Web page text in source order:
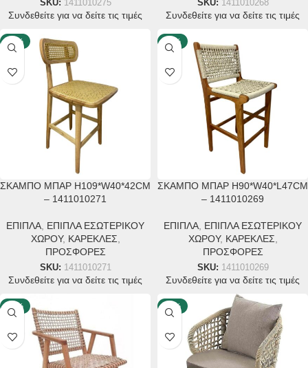
SKU: 1411010275
Συνδεθείτε για να δείτε τις τιμές
SKU: 1411010268
Συνδεθείτε για να δείτε τις τιμές
-40%
ΣΚΑΜΠΟ ΜΠΑΡ H109*W40*42CM
– 1411010271
ΕΠΙΠΛΑ ΕΠΙΠΛΑ ΕΣΩΤΕΡΙΚΟΥ
ΧΩΡΟΥ, ΚΑΡΕΚΛΕΣ
ΠΡΟΣΦΟΡΕΣ
SKU: 1411010271
Συνδεθείτε για να δείτε τις τιμές
-40%
ΣΚΑΜΠΟ ΜΠΑΡ H90*W40*L47CM
– 1411010269
ΕΠΙΠΛΑ ΕΠΙΠΛΑ ΕΣΩΤΕΡΙΚΟΥ
ΧΩΡΟΥ, ΚΑΡΕΚΛΕΣ
ΠΡΟΣΦΟΡΕΣ
SKU: 1411010269
Συνδεθείτε για να δείτε τις τιμές
-40% -40%